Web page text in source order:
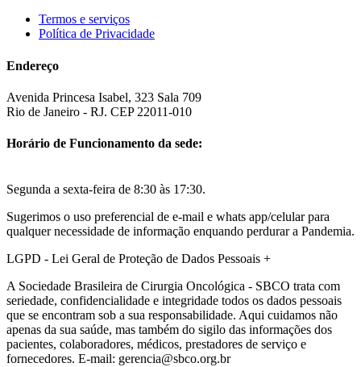
Termos e serviços
Política de Privacidade
Endereço
Avenida Princesa Isabel, 323 Sala 709
Rio de Janeiro - RJ. CEP 22011-010
Horário de Funcionamento da sede:
Segunda a sexta-feira de 8:30 às 17:30.
Sugerimos o uso preferencial de e-mail e whats app/celular para
qualquer necessidade de informação enquando perdurar a Pandemia.
LGPD - Lei Geral de Proteção de Dados Pessoais +
A Sociedade Brasileira de Cirurgia Oncológica - SBCO trata com
seriedade, confidencialidade e integridade todos os dados pessoais
que se encontram sob a sua responsabilidade. Aqui cuidamos não
apenas da sua saúde, mas também do sigilo das informações dos
pacientes, colaboradores, médicos, prestadores de serviço e
fornecedores. E-mail: gerencia@sbco.org.br